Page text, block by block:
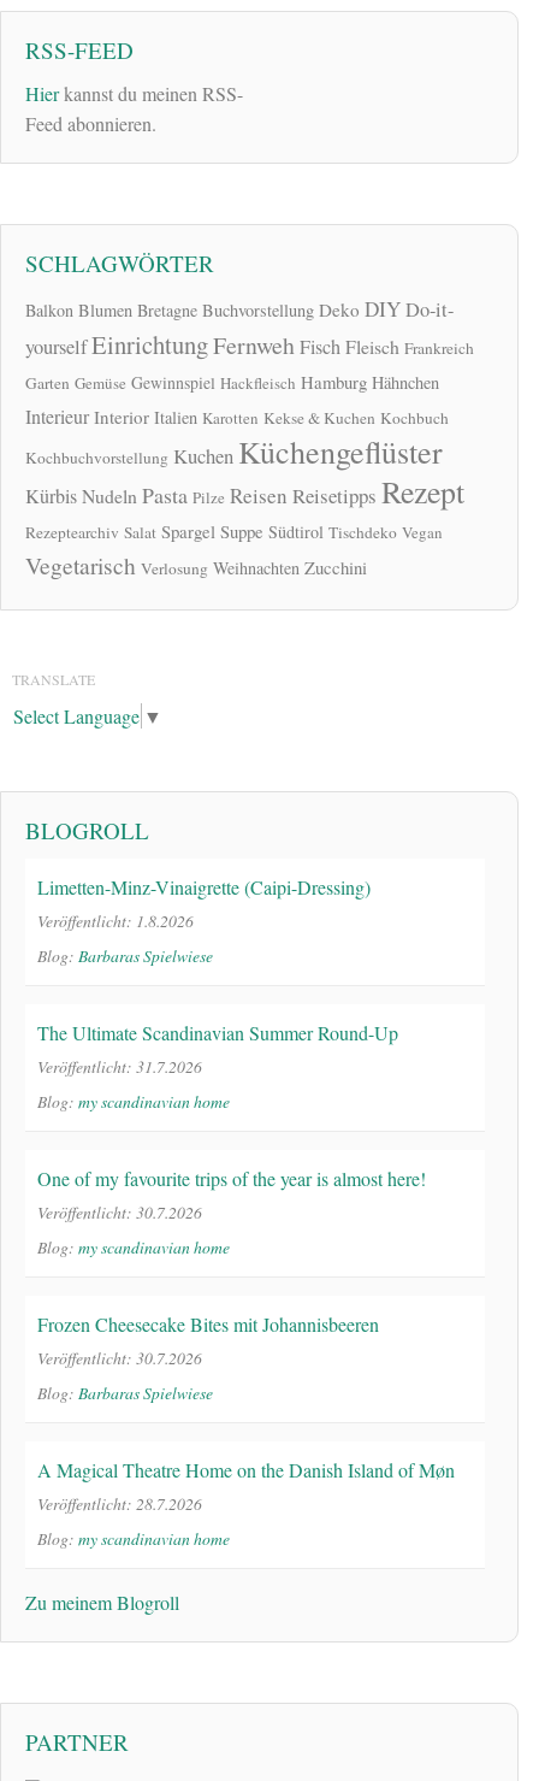
RSS-FEED
Hierkannst du meinen RSS-
Feed abonnieren.
SCHLAGWÖRTER
Balkon Blumen Bretagne Buchvorstellung Deko DIYDo-it-
yourselfEinrichtungFernwehFischFleisch Frankreich
Garten Gemüse Gewinnspiel Hackfleisch Hamburg Hähnchen
Interieur Interior Italien Karotten Kekse & Kuchen Kochbuch
Kochbuchvorstellung Kuchen Küchengeflüster
KürbisNudeln Pasta Pilze Reisen Reisetipps Rezept
Rezeptearchiv Salat Spargel Suppe Südtirol Tischdeko Vegan
Vegetarisch Verlosung Weihnachten Zucchini
TRANSLATE
Select Language ▼
BLOGROLL
Limetten-Minz-Vinaigrette (Caipi-Dressing)
Veröffentlicht: 1.8.2026
Blog: Barbaras Spielwiese
The Ultimate Scandinavian Summer Round-Up
Veröffentlicht: 31.7.2026
Blog: my scandinavian home
One of my favourite trips of the year is almost here!
Veröffentlicht: 30.7.2026
Blog: my scandinavian home
Frozen Cheesecake Bites mit Johannisbeeren
Veröffentlicht: 30.7.2026
Blog: Barbaras Spielwiese
A Magical Theatre Home on the Danish Island of Møn
Veröffentlicht: 28.7.2026
Blog: my scandinavian home
Zu meinem Blogroll
PARTNER